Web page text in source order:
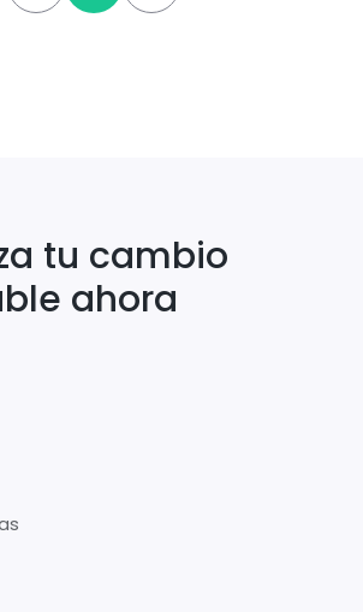
tu cambio
ahora